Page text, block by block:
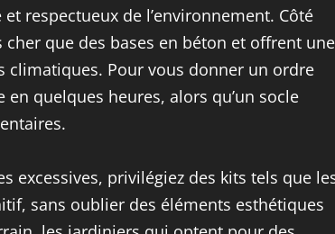
respectueux de l’environnement. Côté
que des bases en béton et offrent une
Pour vous donner un ordre
quelques heures, alors qu’un socle
excessives, privilégiez des kits tels que
sans oublier des éléments esthétiques